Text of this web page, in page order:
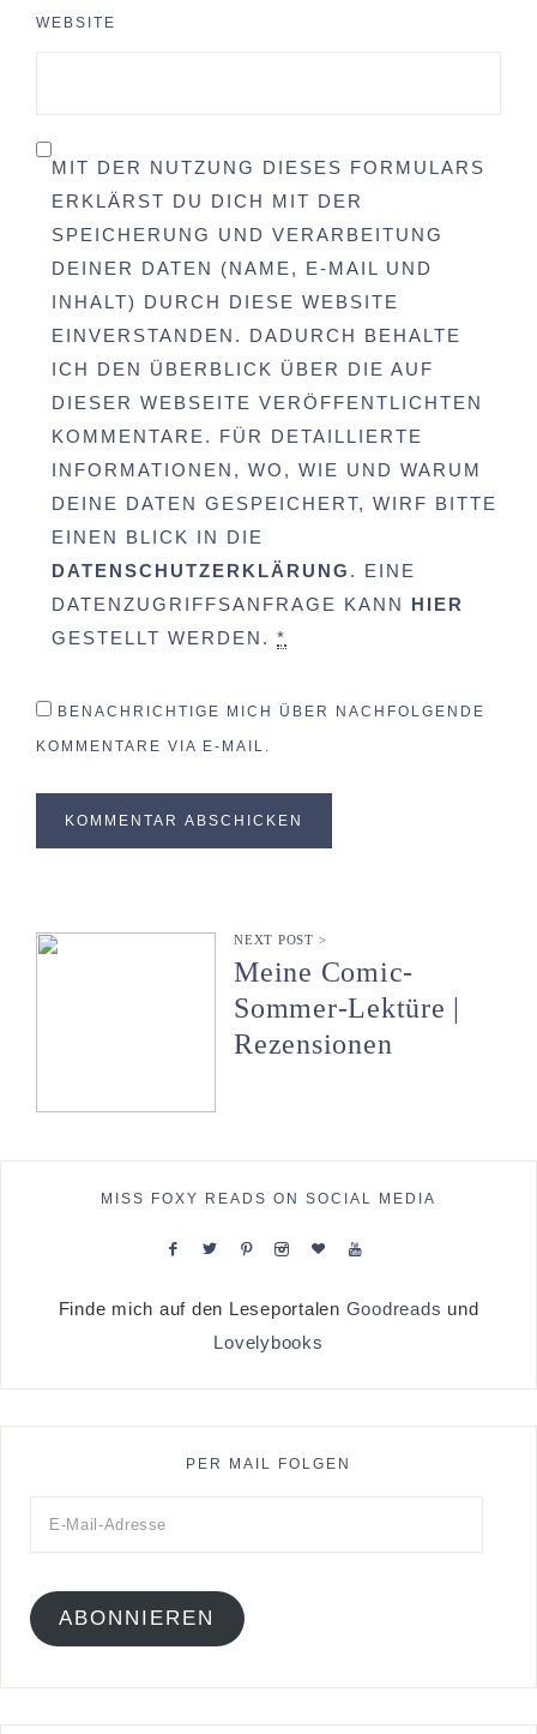
WEBSITE
MIT DER NUTZUNG DIESES FORMULARS
ERKLÄRST DU DICH MIT DER
SPEICHERUNG UND VERARBEITUNG
DEINER DATEN (NAME, E-MAIL UND
INHALT) DURCH DIESE WEBSITE
EINVERSTANDEN. DADURCH BEHALTE
ICH DEN ÜBERBLICK ÜBER DIE AUF
DIESER WEBSEITE VERÖFFENTLICHTEN
KOMMENTARE. FÜR DETAILLIERTE
INFORMATIONEN, WO, WIE UND WARUM
DEINE DATEN GESPEICHERT, WIRF BITTE
EINEN BLICK IN DIE
DATENSCHUTZERKLÄRUNG . EINE
DATENZUGRIFFSANFRAGE KANN HIER
GESTELLT WERDEN. *
BENACHRICHTIGE MICH ÜBER NACHFOLGENDE
KOMMENTARE VIA E-MAIL.
NEXT POST >
Meine Comic-
Sommer-Lektüre |
Rezensionen
MISS FOXY READS ON SOCIAL MEDIA
Finde mich auf den Leseportalen Goodreads und
Lovelybooks
PER MAIL FOLGEN
ABONNIEREN